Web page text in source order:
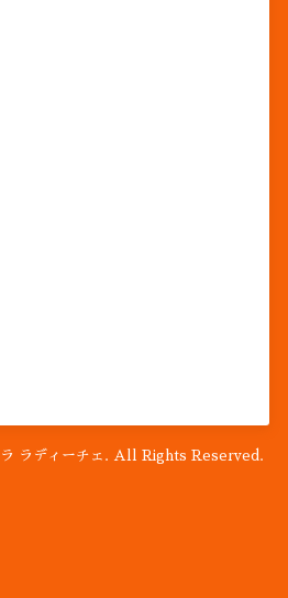
ラディーチェ . All Rights Reserved.